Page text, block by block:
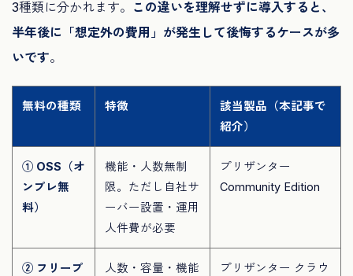
3種類に分かれます。 この違いを理解せずに導入すると、
半年後に「想定外の費用」が発生して後悔するケースが多
いです。
無料の種類 特徴
該当製品（本記事で
紹介）
① OSS（オ
ンプレ無
料）
機能・人数無制
限。ただし自社サ
ーバー設置・運用
人件費が必要
プリザンター
Community Edition
② フリープ
人数・容量・機能
プリザンター クラウ